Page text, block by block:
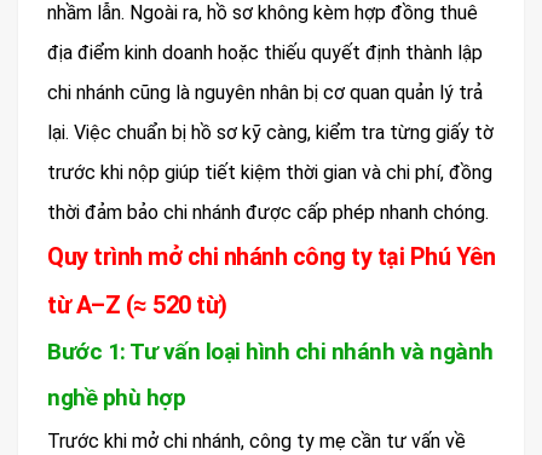
nhầm lẫn. Ngoài ra, hồ sơ không kèm hợp đồng thuê
địa điểm kinh doanh hoặc thiếu quyết định thành lập
chi nhánh cũng là nguyên nhân bị cơ quan quản lý trả
lại. Việc chuẩn bị hồ sơ kỹ càng, kiểm tra từng giấy tờ
trước khi nộp giúp tiết kiệm thời gian và chi phí, đồng
thời đảm bảo chi nhánh được cấp phép nhanh chóng.
Quy trình mở chi nhánh công ty tại Phú Yên
từ A–Z (≈ 520 từ)
Bước 1: Tư vấn loại hình chi nhánh và ngành
nghề phù hợp
Trước khi mở chi nhánh, công ty mẹ cần tư vấn về